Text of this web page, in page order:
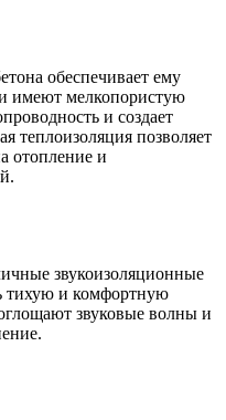
обеспечивает ему
имеют мелкопористую
и создает
теплоизоляция позволяет
отопление и
звукоизоляционные
тихую и комфортную
звуковые волны и